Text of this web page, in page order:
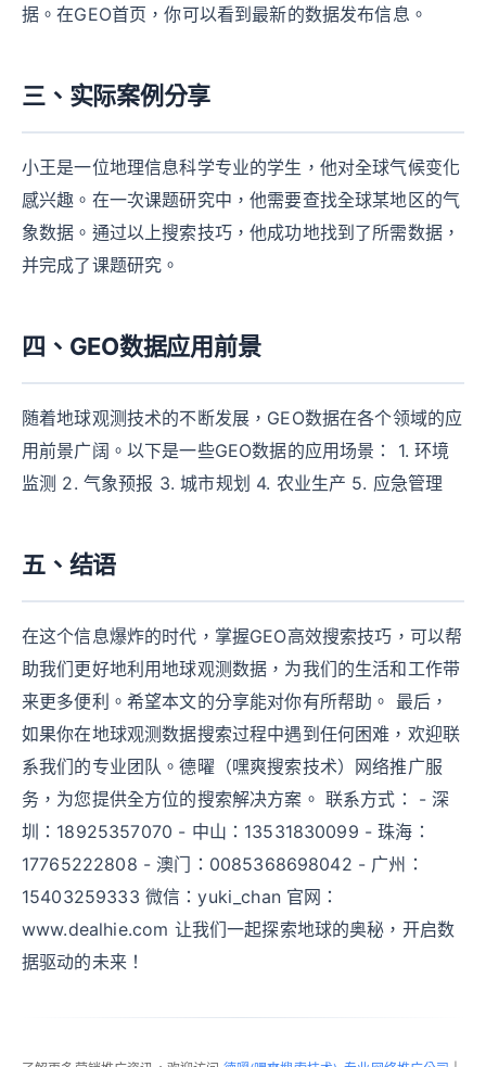
据。在GEO首页，你可以看到最新的数据发布信息。
三、实际案例分享
小王是一位地理信息科学专业的学生，他对全球气候变化
感兴趣。在一次课题研究中，他需要查找全球某地区的气
象数据。通过以上搜索技巧，他成功地找到了所需数据，
并完成了课题研究。
四、GEO数据应用前景
随着地球观测技术的不断发展，GEO数据在各个领域的应
用前景广阔。以下是一些GEO数据的应用场景： 1. 环境
监测 2. 气象预报 3. 城市规划 4. 农业生产 5. 应急管理
五、结语
在这个信息爆炸的时代，掌握GEO高效搜索技巧，可以帮
助我们更好地利用地球观测数据，为我们的生活和工作带
来更多便利。希望本文的分享能对你有所帮助。 最后，
如果你在地球观测数据搜索过程中遇到任何困难，欢迎联
系我们的专业团队。德曜（嘿爽搜索技术）网络推广服
务，为您提供全方位的搜索解决方案。 联系方式： - 深
圳：18925357070 - 中山：13531830099 - 珠海：
17765222808 - 澳门：0085368698042 - 广州：
15403259333 微信：yuki_chan 官网：
www.dealhie.com 让我们一起探索地球的奥秘，开启数
据驱动的未来！